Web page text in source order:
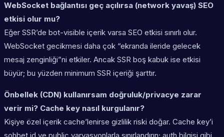
WebSocket bağlantısı geç açılırsa (network yavaş) SEO
etkisi olur mu?
Eğer SSR’de bot-visible içerik varsa SEO etkisi sınırlı olur.
WebSocket gecikmesi daha çok “ekranda ileride gelecek
mesaj zenginliği”ni etkiler. Ancak SSR boş kabuk ise etkisi
büyür; bu yüzden minimum SSR içeriği şarttır.
Önbellek (CDN) kullanırsam doğruluk/privacye zarar
verir mi? Cache key nasıl kurgulanır?
Kişiye özel içerik cache’lenirse gizlilik riski doğar. Cache key’i